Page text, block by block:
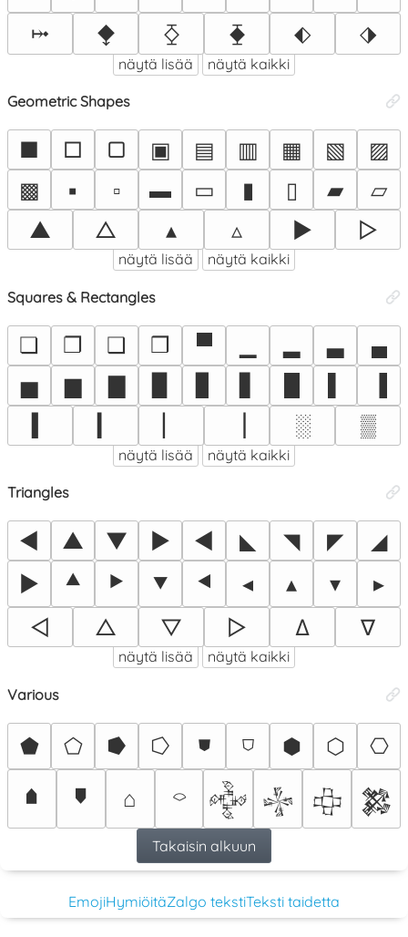
⤠
⧪ ⧰ ⧱ ⬖ ⬗
näytä lisää näytä kaikki
Geometric Shapes
■ □ ▢ ▣ ▤ ▥ ▦ ▧
▨
▩
▪ ▫ ▬ ▭ ▮ ▯ ▰
▱
▲
△ ▴ ▵ ▶ ▷
näytä lisää näytä kaikki
Squares & Rectangles
❏ ❐ ❑ ❒ ▀ ▂ ▃
▄
▅
▆ ▇
░ ▒
näytä lisää näytä kaikki
Triangles
◄ ▲ ▼ ► ◀ ◣ ◥ ◤
◢
▶
⯅ ⯈ ⯆ ⯇ ◂ ▴ ▾
▸
◁
△ ▽ ▷ ∆ ∇
näytä lisää näytä kaikki
Various
⬟ ⬠ ⭓ ⭔ ⛊ ⛉ ⬢ ⬡
⎔
🠵
🠷 ⌂ ⌔ 𒅒 𒈔 𒇫 𒄆
Takaisin alkuun
EmojiHymiöitäZalgo tekstiTeksti taidetta